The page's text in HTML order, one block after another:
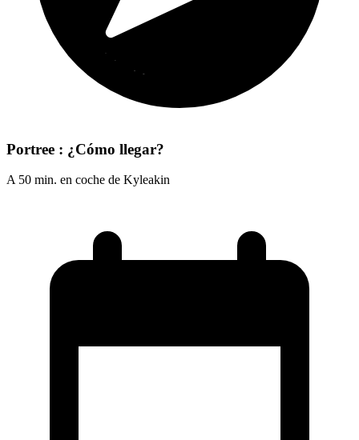
Portree : ¿Cómo llegar?
A 50 min. en coche de Kyleakin